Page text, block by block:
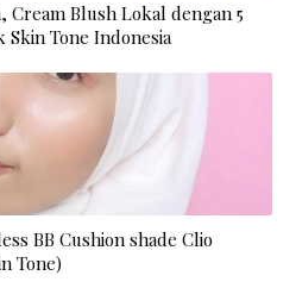
Cream Blush Lokal dengan 5
Skin Tone Indonesia
BB Cushion shade Clio
Tone)